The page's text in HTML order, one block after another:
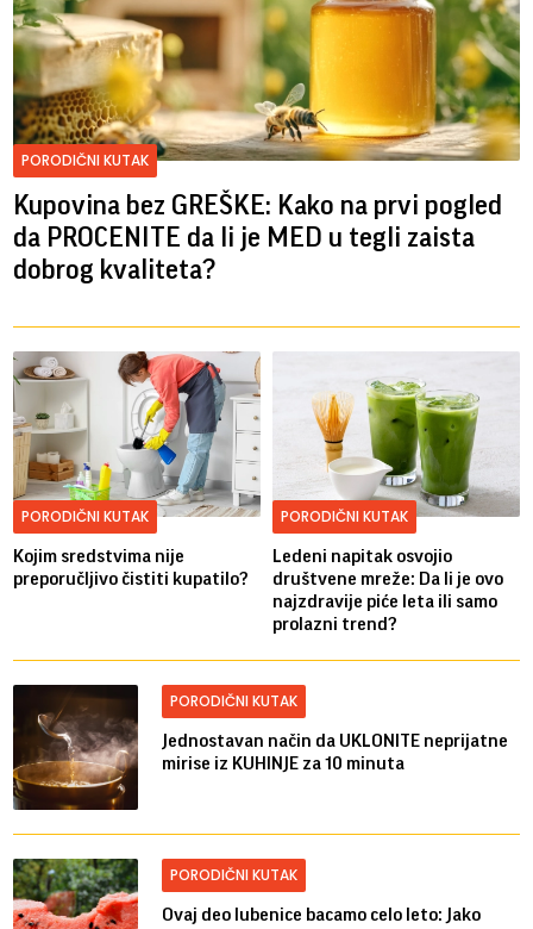
PORODIČNI KUTAK
Kupovina bez GREŠKE: Kako na prvi pogled
da PROCENITE da li je MED u tegli zaista
dobrog kvaliteta?
PORODIČNI KUTAK
Kojim sredstvima nije
preporučljivo čistiti kupatilo?
PORODIČNI KUTAK
Ledeni napitak osvojio
društvene mreže: Da li je ovo
najzdravije piće leta ili samo
prolazni trend?
PORODIČNI KUTAK
Jednostavan način da UKLONITE neprijatne
mirise iz KUHINJE za 10 minuta
PORODIČNI KUTAK
Ovaj deo lubenice bacamo celo leto: Jako